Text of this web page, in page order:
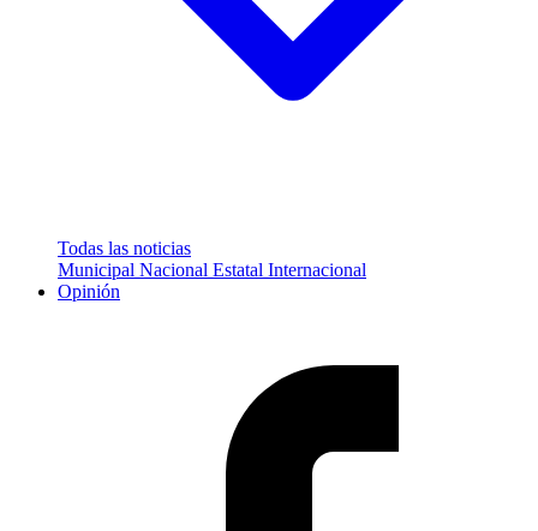
Todas las noticias
Municipal Nacional Estatal Internacional
Opinión